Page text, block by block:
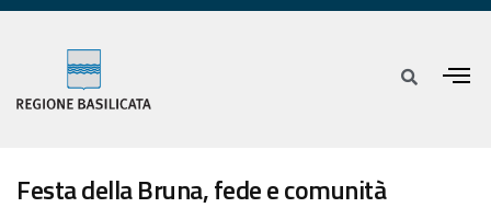
Festa della Bruna, fede e comunità